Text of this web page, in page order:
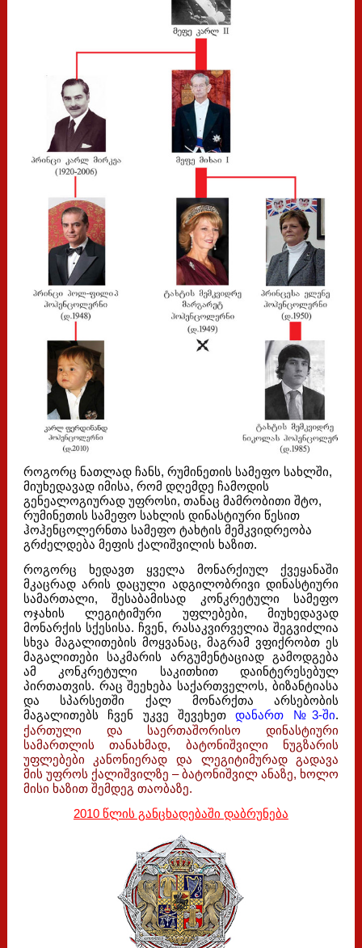
როგორც ნათლად ჩანს, რუმინეთის სამეფო სახლში,
მიუხედავად იმისა, რომ დღემდე ჩამოდის
გენეალოგიურად უფროსი, თანაც მამრობითი შტო,
რუმინეთის სამეფო სახლის დინასტიური წესით
ჰოჰენცოლერნთა სამეფო ტახტის მემკვიდრეობა
გრძელდება მეფის ქალიშვილის ხაზით.
როგორც ხედავთ ყველა მონარქიულ ქვეყანაში
მკაცრად არის დაცული ადგილობრივი დინასტიური
სამართალი, შესაბამისად კონკრეტული სამეფო
ოჯახის ლეგიტიმური უფლებები, მიუხედავად
მონარქის სქესისა. ჩვენ, რასაკვირველია შეგვიძლია
სხვა მაგალითების მოყვანაც, მაგრამ ვფიქრობთ ეს
მაგალითები საკმარის არგუმენტაციად გამოდგება
ამ კონკრეტული საკითხით დაინტერესებულ
პირთათვის. რაც შეეხება საქართველოს, ბიზანტიასა
და სპარსეთში ქალ მონარქთა არსებობის
მაგალითებს ჩვენ უკვე შევეხეთ დანართ №3-ში.
ქართული და საერთაშორისო დინასტიური
სამართლის თანახმად, ბატონიშვილი ნუგზარის
უფლებები კანონიერად და ლეგიტიმურად გადავა
მის უფროს ქალიშვილზე – ბატონიშვილ ანაზე, ხოლო
მისი ხაზით შემდეგ თაობაზე.
2010 წლის განცხადებაში დაბრუნება